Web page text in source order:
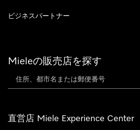
Mieleの販売店を探す
直営店 Miele Experience Center
ビジネスパートナー